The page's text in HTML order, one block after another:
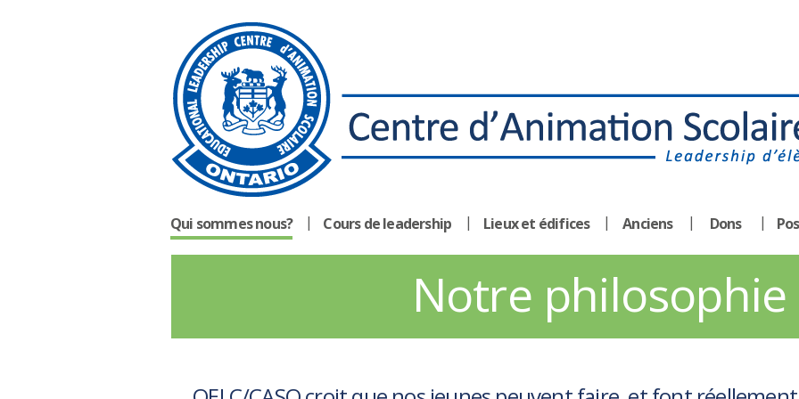
Qui sommes nous? Cours de leadership Lieux et édifices Anciens Dons
Notre philosophie